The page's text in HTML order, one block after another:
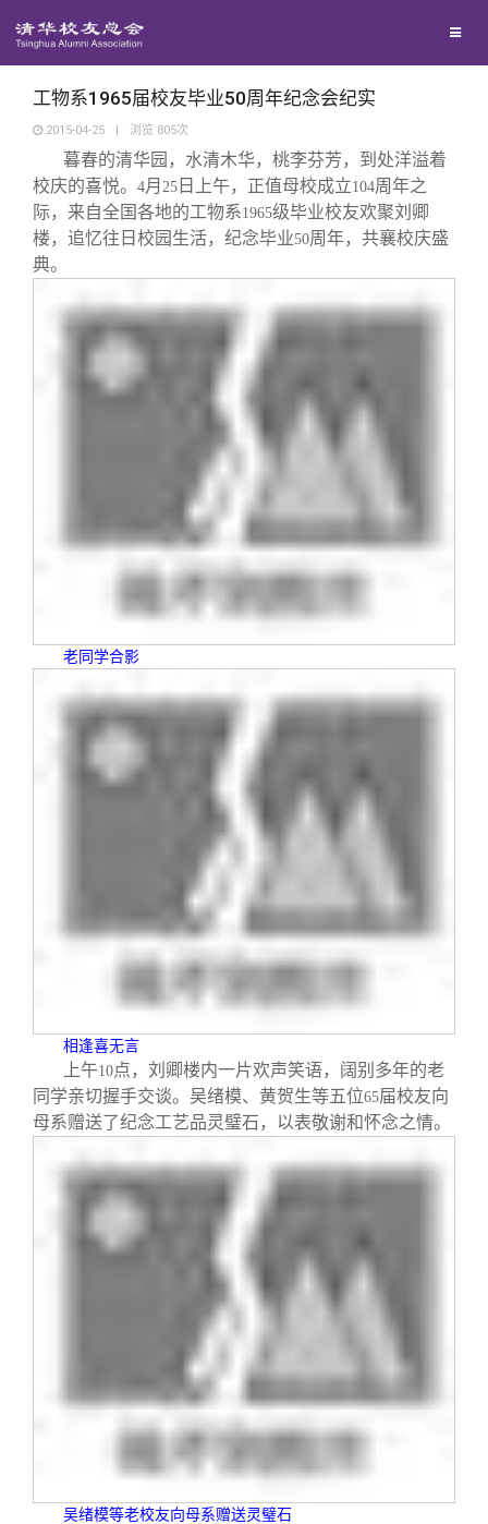
地区联络
年级联络
院系校友工作
兴趣群体
回馈母校
捐赠项目
捐赠新闻
捐赠方法
媒体平台
《清华校友通讯》
我要订阅
百年清华
清华故事
校友文苑
终身学习
三创大赛
会长致辞
制度法规
联系我们
工物系1965届校友毕业50周年纪念会纪实
2015-04-25 | 浏览 805次
暮春的清华园，水清木华，桃李芬芳，到处洋溢着
校庆的喜悦。 4月 25 日上午，正值母校成立104周年之
际，来自全国各地的工物系1965级毕业校友欢聚刘卿
楼，追忆往日校园生活，纪念毕业50周年，共襄校庆盛
典。
老同学合影
相逢喜无言
上午10点，刘卿楼内一片欢声笑语，阔别多年的老
同学亲切握手交谈。吴绪模、黄贺生等五位65届校友向
母系赠送了纪念工艺品灵璧石，以表敬谢和怀念之情。
吴绪模等老校友向母系赠送灵璧石